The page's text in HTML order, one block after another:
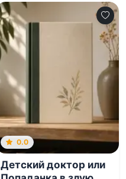
0.0
Детский доктор или